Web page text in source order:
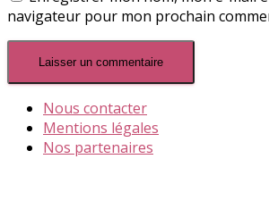
navigateur pour mon prochain
Nous contacter
Mentions légales
Nos partenaires